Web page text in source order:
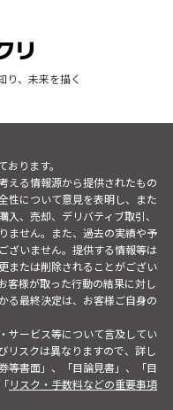
り、未来を描く
ります。
える情報源から提供されたもの
性について意見を表明し、また
、売却、デリバティブ取引、
ません。また、過去の実績や予
ざいません。提供する情報等は
または削除されることがござい
客様が取った行動の結果に対し
る最終決定は、お客様ご自身の
サービス等について言及してい
リスクは異なりますので、詳し
等書面」、「目論見書」、「目
リスク・手数料などの重要事項